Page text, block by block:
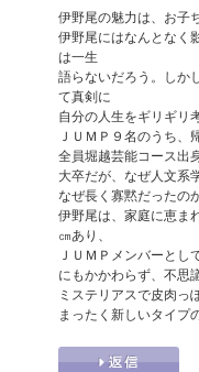
伊野尾の魅力は、お子
伊野尾にはなんとなく
は一生
語らないだろう。しか
て真剣に
自分の人生をギリギリ
ＪＵＭＰ９名のうち
全員堀越芸能コース出
大卒だが、なぜ人文系
なぜ長く寡黙だったのか
伊野尾は、家庭に恵ま
㎝あり、
ＪＵＭＰメンバーとし
にもかかわらず、不思
ミステリアスで皮肉っ
まったく新しいタイプ